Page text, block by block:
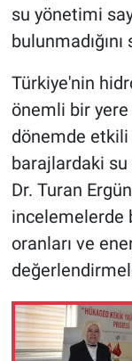
su yönetimi
Türkiye'nin
önemli bir
dönemde etkili
barajlardaki
Dr. Turan
incelemelerde
oranları ve